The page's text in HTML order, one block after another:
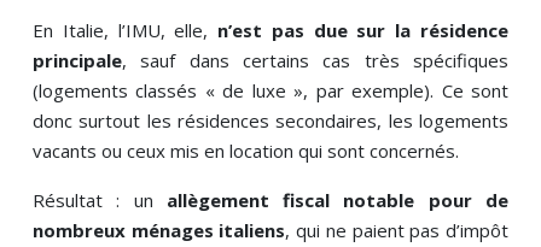
En Italie, l’IMU, elle, n’est pas due sur la résidence
principale, sauf dans certains cas très spécifiques
(logements classés « de luxe », par exemple). Ce sont
donc surtout les résidences secondaires, les logements
vacants ou ceux mis en location qui sont concernés.
Résultat : un allègement fiscal notable pour de
nombreux ménages italiens, qui ne paient pas d’impôt